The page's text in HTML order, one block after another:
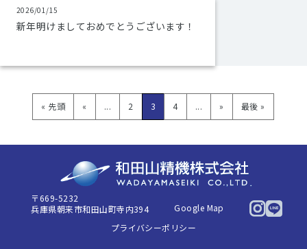
2026/01/15
新年明けましておめでとうございます！
« 先頭 « ... 2 3 4 ... » 最後 »
〒669-5232
兵庫県朝来市和田山町寺内394
Google Map
プライバシーポリシー